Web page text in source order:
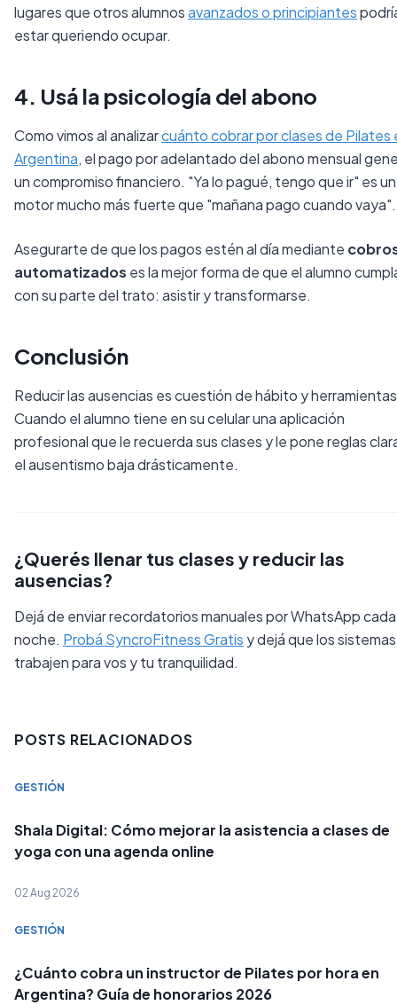
lugares que otros alumnosavanzados o principiantes
estar queriendo ocupar.
4. Usá la psicología del abono
Como vimos al analizarcuánto cobrar por clases de Pilates
Argentina, el pago por adelantado del abono mensual
un compromiso financiero. "Ya lo pagué, tengo que ir" es un
motor mucho más fuerte que "mañana pago cuando vaya".
Asegurarte de que los pagos estén al día mediante
automatizados es la mejor forma de que el alumno
con su parte del trato: asistir y transformarse.
Conclusión
Reducir las ausencias es cuestión de hábito y
Cuando el alumno tiene en su celular una aplicación
profesional que le recuerda sus clases y le pone reglas
el ausentismo baja drásticamente.
¿Querés llenar tus clases y reducir las
ausencias?
Dejá de enviar recordatorios manuales por WhatsApp cada
noche. Probá SyncroFitness Gratis y dejá que los sistemas
trabajen para vos y tu tranquilidad.
POSTS RELACIONADOS
GESTIÓN
Shala Digital: Cómo mejorar la asistencia a clases de
yoga con una agenda online
02 Aug 2026
GESTIÓN
¿Cuánto cobra un instructor de Pilates por hora en
Argentina? Guía de honorarios 2026